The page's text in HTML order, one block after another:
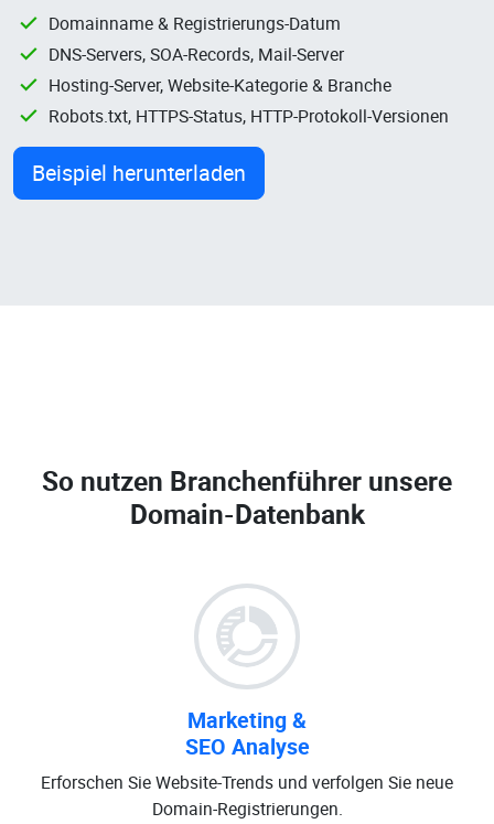
Domainname & Registrierungs-Datum
DNS-Servers, SOA-Records, Mail-Server
Hosting-Server, Website-Kategorie & Branche
Robots.txt, HTTPS-Status, HTTP-Protokoll-Versionen
Beispiel herunterladen
So nutzen Branchenführer unsere
Domain-Datenbank
Marketing &
SEO Analyse
Erforschen Sie Website-Trends und verfolgen Sie neue
Domain-Registrierungen.